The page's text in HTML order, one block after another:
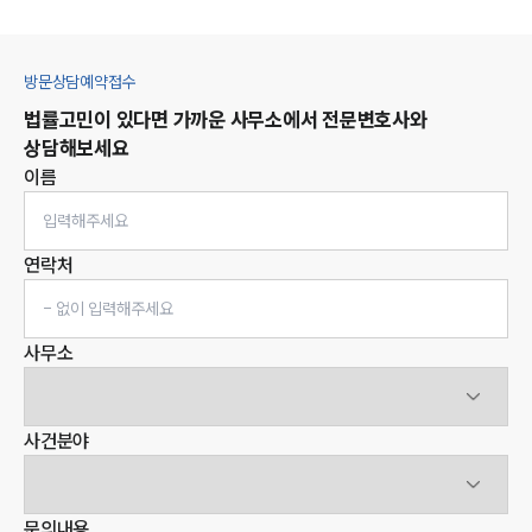
방문상담예약접수
법률고민이 있다면 가까운 사무소에서 전문변호사와
상담해보세요
이름
연락처
사무소
사건분야